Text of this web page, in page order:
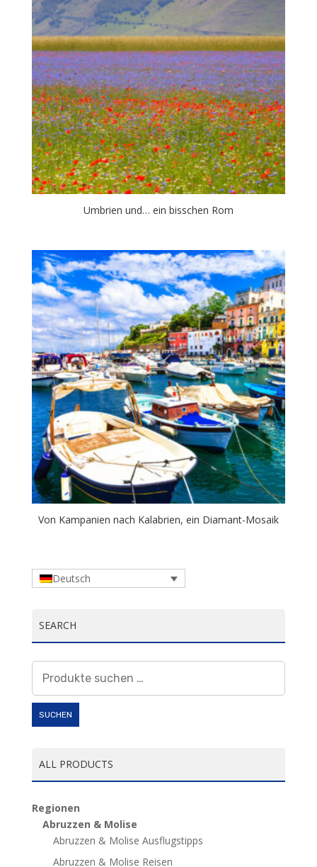
Umbrien und… ein bisschen Rom
Von Kampanien nach Kalabrien, ein Diamant-Mosaik
Deutsch
SEARCH
nach:
SUCHEN
ALL PRODUCTS
Regionen
Abruzzen & Molise
Abruzzen & Molise Ausflugstipps
Abruzzen & Molise Reisen